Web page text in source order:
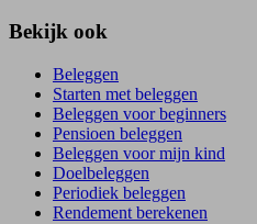
Bekijk ook
Beleggen
Starten met beleggen
Beleggen voor beginners
Pensioen beleggen
Beleggen voor mijn kind
Doelbeleggen
Periodiek beleggen
Rendement berekenen